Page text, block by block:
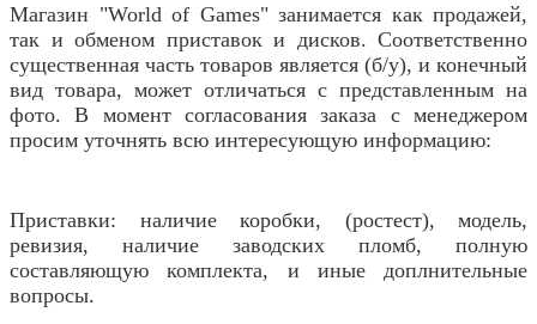
Магазин "World of Games" занимается как продажей,
так и обменом приставок и дисков. Соответственно
существенная часть товаров является (б/у), и конечный
вид товара, может отличаться с представленным на
фото. В момент согласования заказа с менеджером
просим уточнять всю интересующую информацию:
Приставки: наличие коробки, (ростест), модель,
ревизия, наличие заводских пломб, полную
составляющую комплекта, и иные доплнительные
вопросы.